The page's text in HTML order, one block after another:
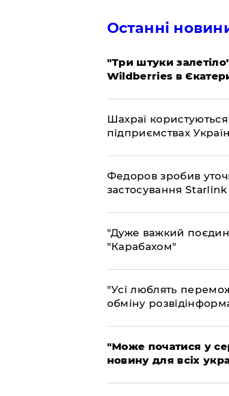
Останні
"Три штуки
Wildberries в
Шахраї
підприємствах
Федоров зробив
застосування Starlink
"Дуже важкий
"Карабахом"
"Усі люблять
обміну
"Може початися у
новину для всіх